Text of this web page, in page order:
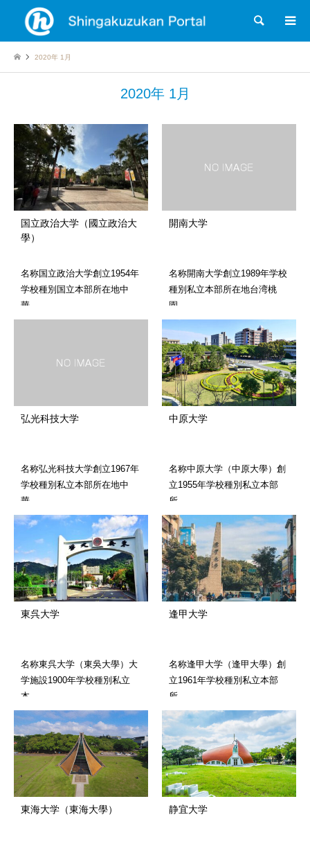
検索
2020年 1月
2020年 1月
国立政治大学（國立政治大
學）
名称国立政治大学創立1954年
学校種別国立本部所在地中
華…
開南大学
名称開南大学創立1989年学校
種別私立本部所在地台湾桃
園…
弘光科技大学
名称弘光科技大学創立1967年
学校種別私立本部所在地中
華…
中原大学
名称中原大学（中原大學）創
立1955年学校種別私立本部
所…
東呉大学
名称東呉大学（東吳大學）大
学施設1900年学校種別私立
本…
逢甲大学
名称逢甲大学（逢甲大學）創
立1961年学校種別私立本部
所…
東海大学（東海大學） 静宜大学